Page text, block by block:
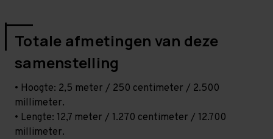
Totale afmetingen van deze
samenstelling
• Hoogte: 2,5 meter / 250 centimeter / 2.500
millimeter.
• Lengte: 12,7 meter / 1.270 centimeter / 12.700
millimeter.